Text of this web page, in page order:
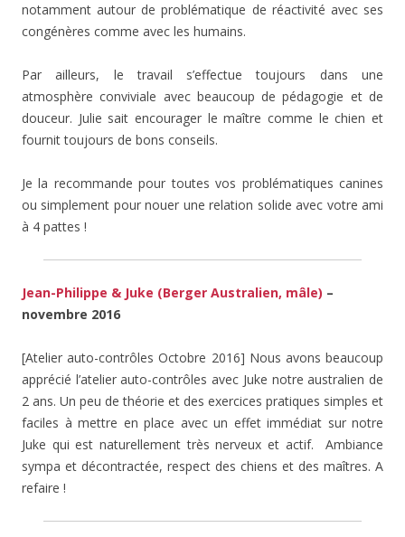
notamment autour de problématique de réactivité avec ses
congénères comme avec les humains.
Par ailleurs, le travail s’effectue toujours dans une
atmosphère conviviale avec beaucoup de pédagogie et de
douceur. Julie sait encourager le maître comme le chien et
fournit toujours de bons conseils.
Je la recommande pour toutes vos problématiques canines
ou simplement pour nouer une relation solide avec votre ami
à 4 pattes !
Jean-Philippe & Juke (Berger Australien, mâle) –
novembre 2016
[Atelier auto-contrôles Octobre 2016] Nous avons beaucoup
apprécié l’atelier auto-contrôles avec Juke notre australien de
2 ans. Un peu de théorie et des exercices pratiques simples et
faciles à mettre en place avec un effet immédiat sur notre
Juke qui est naturellement très nerveux et actif. Ambiance
sympa et décontractée, respect des chiens et des maîtres. A
refaire !